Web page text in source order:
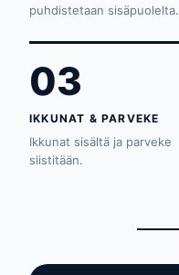
puhdistetaan sisäpuolelta.
03
IKKUNAT & PARVEKE
Ikkunat sisältä ja parveke
siistitään.